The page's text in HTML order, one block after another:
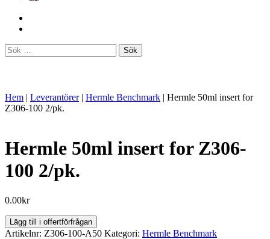
Sök
efter:
Hem | Leverantörer | Hermle Benchmark | Hermle 50ml insert for
Z306-100 2/pk.
Hermle 50ml insert for Z306-
100 2/pk.
0.00kr
Hermle
50ml
Lägg till i offertförfrågan
Artikelnr: Z306-100-A50 Kategori: Hermle Benchmark